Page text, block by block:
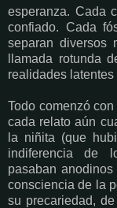
esperanza. Cada
confiado. Cada
separan diversos
llamada rotunda
realidades
Todo comenzó
cada relato aún
la niñita (que
indiferencia de
pasaban
consciencia de la
su precariedad,